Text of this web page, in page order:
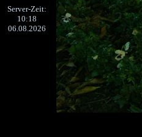
Server-Zeit:
10:18
06.08.2026